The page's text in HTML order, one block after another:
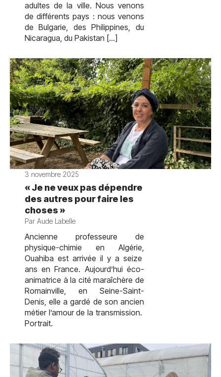
adultes de la ville. Nous venons
de différents pays : nous venons
de Bulgarie, des Philippines, du
Nicaragua, du Pakistan […]
3 novembre 2025
« Je ne veux pas dépendre
des autres pour faire les
choses »
Par Aude Labelle
Ancienne professeure de
physique-chimie en Algérie,
Ouahiba est arrivée il y a seize
ans en France. Aujourd’hui éco-
animatrice à la cité maraîchère de
Romainville, en Seine-Saint-
Denis, elle a gardé de son ancien
métier l’amour de la transmission.
Portrait.